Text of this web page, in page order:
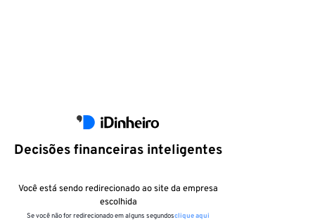
Decisões financeiras inteligentes
Você está sendo redirecionado ao site da empresa
escolhida
Se você não for redirecionado em alguns segundosclique aqui